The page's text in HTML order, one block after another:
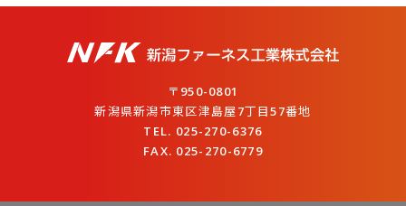
〒950-0801
新潟県新潟市東区津島屋7丁目57番地
TEL. 025-270-6376
FAX. 025-270-6779